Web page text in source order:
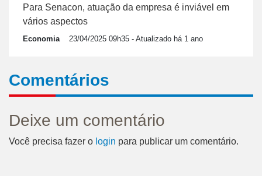
Para Senacon, atuação da empresa é inviável em
vários aspectos
Economia 23/04/2025 09h35 - Atualizado há 1 ano
Comentários
Deixe um comentário
Você precisa fazer o login para publicar um comentário.